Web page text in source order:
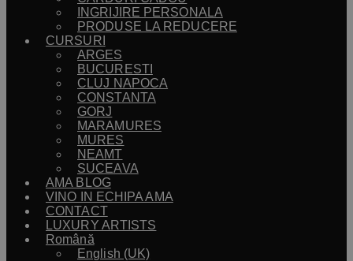
INGRIJIRE PERSONALA
PRODUSE LA REDUCERE
CURSURI
ARGES
BUCURESTI
CLUJ NAPOCA
CONSTANTA
GORJ
MARAMURES
MURES
NEAMT
SUCEAVA
AMA BLOG
VINO IN ECHIPA AMA
CONTACT
LUXURY ARTISTS
Română
English (UK)